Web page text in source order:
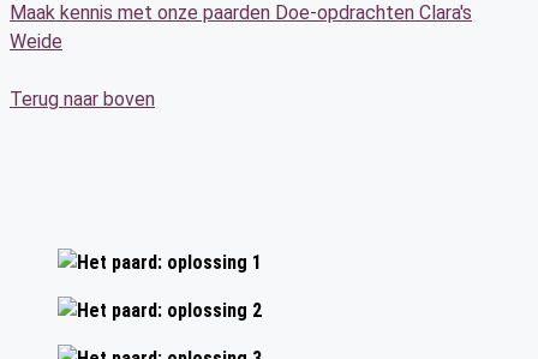
Maak kennis met onze paarden Doe-opdrachten Clara's
Weide
Terug naar boven